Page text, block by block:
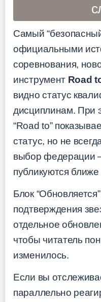
Самый
официальными
соревнования,
инструмент Road
видно статус
дисциплинам. При
“Road to”
статус, но не
выбор федерации
публикуются ближе
Блок
подтверждения
отдельное
чтобы читатель
изменилось.
Если вы
параллельно